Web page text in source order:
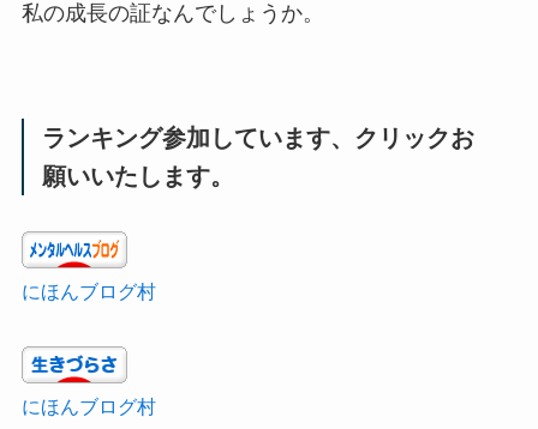
私の成長の証なんでしょうか。
ランキング参加しています、クリックお
願いいたします。
にほんブログ村
にほんブログ村